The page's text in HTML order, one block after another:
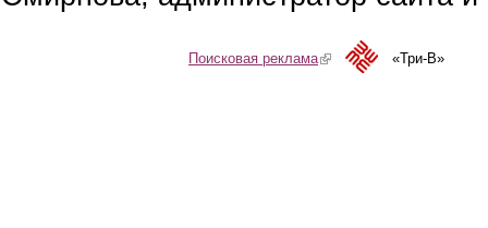
Поисковая реклама(link is external)«Три-В»